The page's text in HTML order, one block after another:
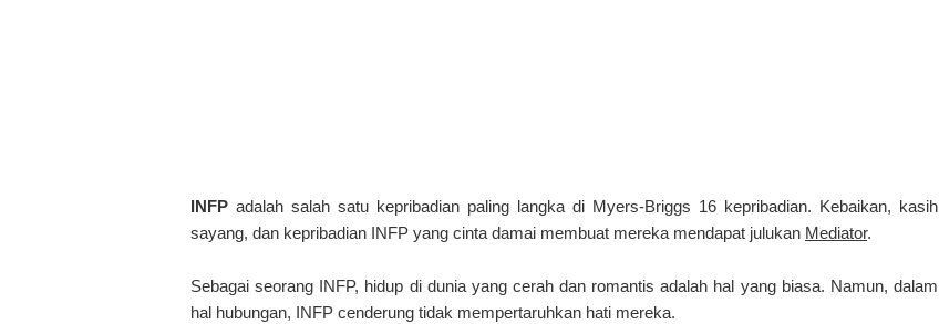
INFP adalah salah satu kepribadian paling langka di Myers-Briggs 16 kepribadian. Kebaikan, kasih
sayang, dan kepribadian INFP yang cinta damai membuat mereka mendapat julukan Mediator.
Sebagai seorang INFP, hidup di dunia yang cerah dan romantis adalah hal yang biasa. Namun, dalam
hal hubungan, INFP cenderung tidak mempertaruhkan hati mereka.